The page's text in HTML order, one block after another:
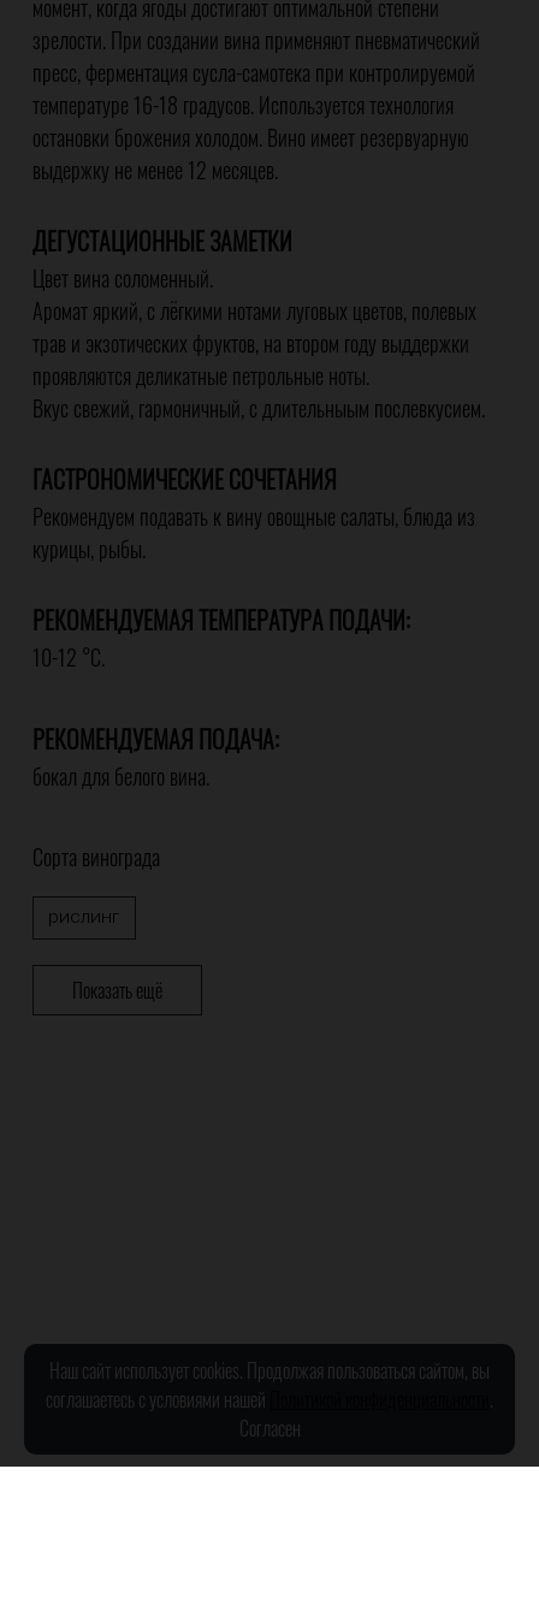
Наш сайт использует cookies. Продолжая пользоваться сайтом, вы
соглашаетесь с условиями нашей
.
Согласен
момент, когда ягоды достигают оптимальной степени
зрелости. При создании вина применяют пневматический
пресс, ферментация сусла-самотека при контролируемой
температуре 16-18 градусов. Используется технология
остановки брожения холодом. Вино имеет резервуарную
выдержку не менее 12 месяцев.
ДЕГУСТАЦИОННЫЕ ЗАМЕТКИ
Цвет вина соломенный.
Аромат яркий, с лёгкими нотами луговых цветов, полевых
трав и экзотических фруктов, на втором году выддержки
проявляются деликатные петрольные ноты.
Вкус свежий, гармоничный, с длительныым послевкусием.
ГАСТРОНОМИЧЕСКИЕ СОЧЕТАНИЯ
Рекомендуем подавать к вину овощные салаты, блюда из
курицы, рыбы.
РЕКОМЕНДУЕМАЯ ТЕМПЕРАТУРА ПОДАЧИ:
10-12 °С.
РЕКОМЕНДУЕМАЯ ПОДАЧА:
бокал для белого вина.
Сорта винограда
рислинг
Поводы
Ароматы
Показать ещё